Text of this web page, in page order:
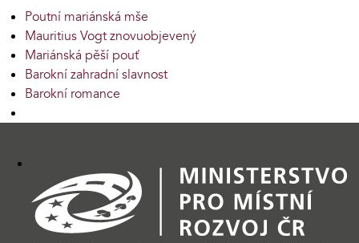
Poutní mariánská mše
Mauritius Vogt znovuobjevený
Mariánská pěší pouť
Barokní zahradní slavnost
Barokní romance